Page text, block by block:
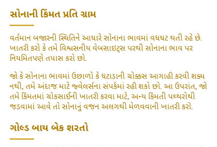
સોનાની કિંમત પ્રતિ ગ્રામ
વર્તમાન બજારની સ્થિતિને આધારે સોનાના ભાવમાં વધઘટ થતી રહે છે.
ખાતરી કરો કે તમે વિશ્વસનીય વેબસાઇટ્સ પરથી સોનાના ભાવ પર
નિયમિતપણે તપાસ કરો છો.
જો કે સોનાના ભાવમાં ઉછાળો કે ઘટાડાની ચોક્કસ આગાહી કરવી શક્ય
નથી, તમે અંદાજ માટે જ્વેલર્સના સંપર્કમાં રહી શકો છો. આ ઉપરાંત, જો
તમે કિંમતમાં ચોકસાઈની ખાતરી કરવા માટે, અન્ય કિંમતી પથ્થરોથી
જડવામાં આવે તો સોનાનું વજન અલગથી મેળવવાની ખાતરી કરો.
ગોલ્ડ બાય બેક શરતો